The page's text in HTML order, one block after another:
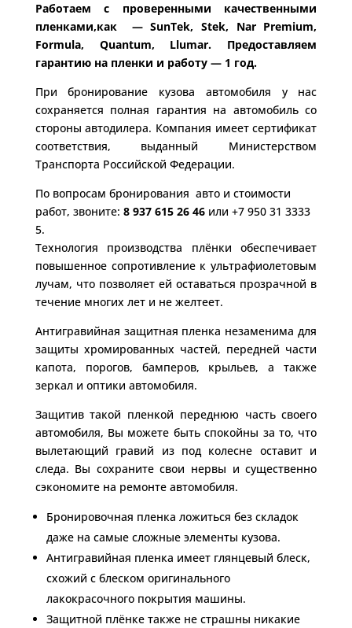
Работаем с проверенными качественными
пленками,как — SunTek, Stek, Nar Premium,
Formula, Quantum, Llumar. Предоставляем
гарантию на пленки и работу — 1 год.
При бронирование кузова автомобиля у нас
сохраняется полная гарантия на автомобиль со
стороны автодилера. Компания имеет сертификат
соответствия, выданный Министерством
Транспорта Российской Федерации.
По вопросам бронирования авто и стоимости
работ, звоните: 8 937 615 26 46 или +7 950 31 3333
5.
Технология производства плёнки обеспечивает
повышенное сопротивление к ультрафиолетовым
лучам, что позволяет ей оставаться прозрачной в
течение многих лет и не желтеет.
Антигравийная защитная пленка незаменима для
защиты хромированных частей, передней части
капота, порогов, бамперов, крыльев, а также
зеркал и оптики автомобиля.
Защитив такой пленкой переднюю часть своего
автомобиля, Вы можете быть спокойны за то, что
вылетающий гравий из под колесне оставит и
следа. Вы сохраните свои нервы и существенно
сэкономите на ремонте автомобиля.
Бронировочная пленка ложиться без складок
даже на самые сложные элементы кузова.
Антигравийная пленка имеет глянцевый блеск,
схожий с блеском оригинального
лакокрасочного покрытия машины.
Защитной плёнке также не страшны никакие